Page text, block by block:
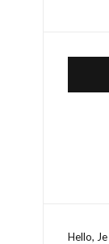
Hello,